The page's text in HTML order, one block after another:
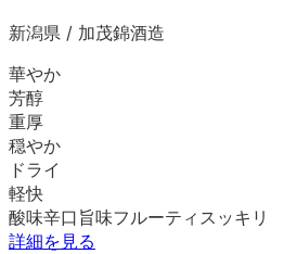
新潟県 / 加茂錦酒造
華やか
芳醇
重厚
穏やか
ドライ
軽快
酸味辛口 旨味フルーティ スッキリ
詳細を見る